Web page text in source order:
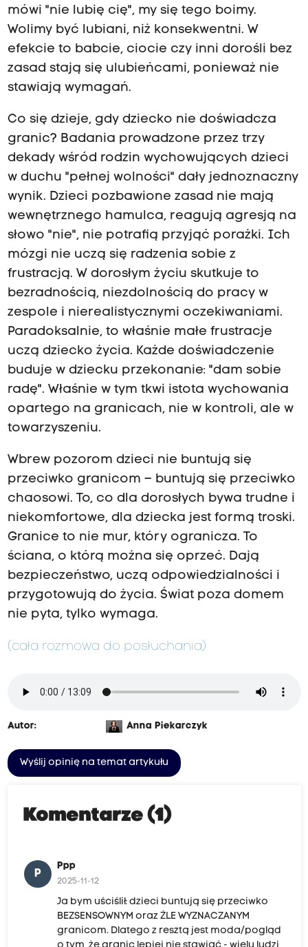
mówi "nie lubię cię", my się tego boimy.
Wolimy być lubiani, niż konsekwentni. W
efekcie to babcie, ciocie czy inni dorośli bez
zasad stają się ulubieńcami, ponieważ nie
stawiają wymagań.
Co się dzieje, gdy dziecko nie doświadcza
granic? Badania prowadzone przez trzy
dekady wśród rodzin wychowujących dzieci
w duchu "pełnej wolności" dały jednoznaczny
wynik. Dzieci pozbawione zasad nie mają
wewnętrznego hamulca, reagują agresją na
słowo "nie", nie potrafią przyjąć porażki. Ich
mózgi nie uczą się radzenia sobie z
frustracją. W dorosłym życiu skutkuje to
bezradnością, niezdolnością do pracy w
zespole i nierealistycznymi oczekiwaniami.
Paradoksalnie, to właśnie małe frustracje
uczą dziecko życia. Każde doświadczenie
buduje w dziecku przekonanie: "dam sobie
radę". Właśnie w tym tkwi istota wychowania
opartego na granicach, nie w kontroli, ale w
towarzyszeniu.
Wbrew pozorom dzieci nie buntują się
przeciwko granicom – buntują się przeciwko
chaosowi. To, co dla dorosłych bywa trudne i
niekomfortowe, dla dziecka jest formą troski.
Granice to nie mur, który ogranicza. To
ściana, o którą można się oprzeć. Dają
bezpieczeństwo, uczą odpowiedzialności i
przygotowują do życia. Świat poza domem
nie pyta, tylko wymaga.
(cała rozmowa do posłuchania)
Autor: Anna Piekarczyk
Wyślij opinię na temat artykułu
Komentarze (1)
P
Ppp
2025-11-12
Ja bym uściślił: dzieci buntują się przeciwko
BEZSENSOWNYM oraz ŹLE WYZNACZANYM
granicom. Dlatego z resztą jest moda/pogląd